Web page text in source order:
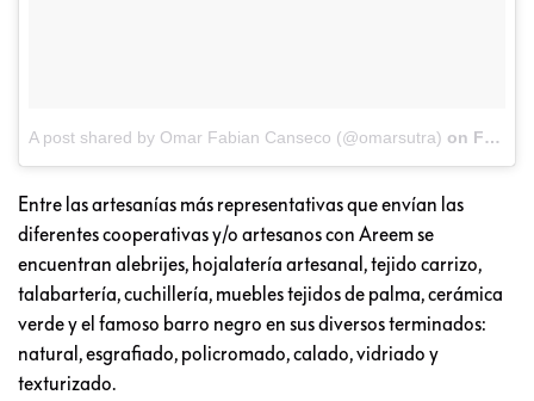
A post shared by Omar Fabian Canseco (@omarsutra) on Feb 13, 2017 at 2:47pm PST
Entre las artesanías más representativas que envían las
diferentes cooperativas y/o artesanos con Areem se
encuentran alebrijes, hojalatería artesanal, tejido carrizo,
talabartería, cuchillería, muebles tejidos de palma, cerámica
verde y el famoso barro negro en sus diversos terminados:
natural, esgrafiado, policromado, calado, vidriado y
texturizado.